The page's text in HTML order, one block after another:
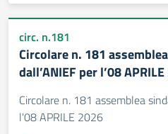
circ. n.181
Circolare n. 181
dall’ANIEF per l’08
Circolare n. 181 assemblea
l'08 APRILE 2026